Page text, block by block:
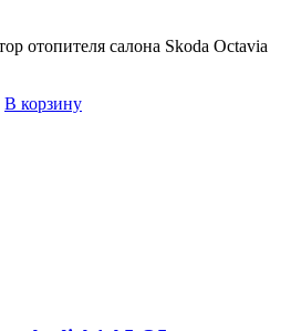
отопителя салона Skoda Octavia
В корзину